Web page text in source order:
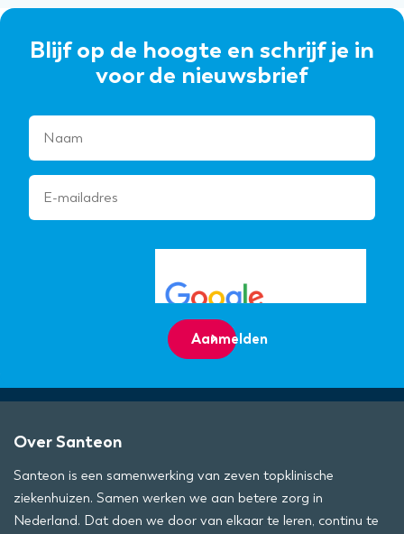
Blijf op de hoogte en schrijf je in
voor de nieuwsbrief
Aanmelden
Over Santeon
Santeon is een samenwerking van zeven topklinische
ziekenhuizen. Samen werken we aan betere zorg in
Nederland. Dat doen we door van elkaar te leren, continu te